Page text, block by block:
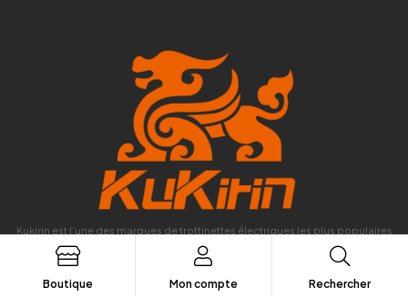
Kukirin est l’une des marques de trottinettes électriques les plus populaires
en Europe.
Notre succès repose sur l’alliance entre une excellente qualité et des prix
Boutique Mon compte Rechercher